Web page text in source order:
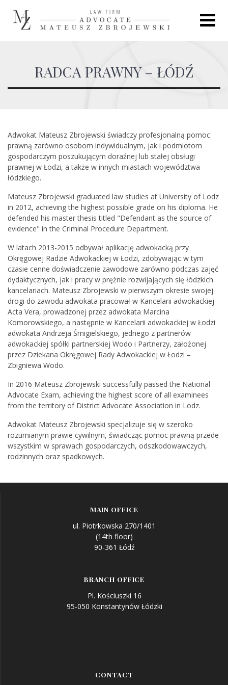
to
content
RADCA PRAWNY – ŁÓDŹ
Adwokat Mateusz Zbrojewski świadczy profesjonalną pomoc
prawną zarówno osobom indywidualnym, jak i podmiotom
gospodarczym poszukującym doraźnej lub stałej obsługi
prawnej w Łodzi, a także w innych miastach województwa
łódzkiego.
Mateusz Zbrojewski graduated law studies at University of Lodz
in 2012, achieving the highest possible grade on his diploma. He
defended his master thesis titled "Defendant as the source of
evidence" in the Criminal Procedure Department.
W latach 2013-2015 odbywał aplikację adwokacką przy
Okręgowej Radzie Adwokackiej w Łodzi, zdobywając w tym
czasie cenne doświadczenie zawodowe zarówno podczas zajęć
dydaktycznych, jak i pracy w prężnie rozwijających się łódzkich
kancelariach. Mateusz Zbrojewski w pierwszym okresie swojej
drogi do zawodu adwokata pracował w Kancelarii adwokackiej
Acta Vera, prowadzonej przez adwokata Marcina
Komorowskiego, a następnie w Kancelarii adwokackiej w Łodzi
adwokata Andrzeja Śmigielskiego, jednego z partnerów
adwokackiej spółki partnerskiej Wodo i Partnerzy, założonej
przez Dziekana Okręgowej Rady Adwokackiej w Łodzi –
Zbigniewa Wodo.
In 2016 Mateusz Zbrojewski successfully passed the National
Advocate Exam, achieving the highest score of all examinees
from the territory of District Advocate Association in Lodz.
Adwokat Mateusz Zbrojewski specjalizuje się w szeroko
rozumianym prawie cywilnym, świadcząc pomoc prawną przede
wszystkim w sprawach gospodarczych, odszkodowawczych,
rodzinnych oraz spadkowych.
MAIN OFFICE
ul. Piotrkowska 270/1401
(14th floor)
90-361 Łódź
BRANCH OFFICE
Pl. Kościuszki 16
95-050 Konstantynów Łódzki
CONTACT